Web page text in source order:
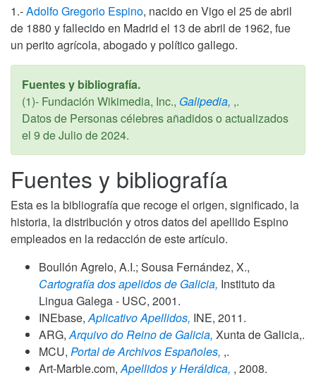
1.-Adolfo Gregorio Espino, nacido en Vigo el 25 de abril
de 1880 y fallecido en Madrid el 13 de abril de 1962, fue
un perito agrícola, abogado y político gallego.
Fuentes y bibliografía.
(1)- Fundación Wikimedia, Inc., Galipedia, ,.
Datos de Personas célebres añadidos o actualizados
el 9 de Julio de 2024.
Fuentes y bibliografía
Esta es la bibliografía que recoge el origen, significado, la
historia, la distribución y otros datos del apellido Espino
empleados en la redacción de este artículo.
Boullón Agrelo, A.I.; Sousa Fernández, X.,
Cartografía dos apelidos de Galicia, Instituto da
Lingua Galega - USC, 2001.
INEbase, Aplicativo Apellidos, INE, 2011.
ARG, Arquivo do Reino de Galicia, Xunta de Galicia,.
MCU, Portal de Archivos Españoles, ,.
Art-Marble.com, Apellidos y Heráldica, , 2008.